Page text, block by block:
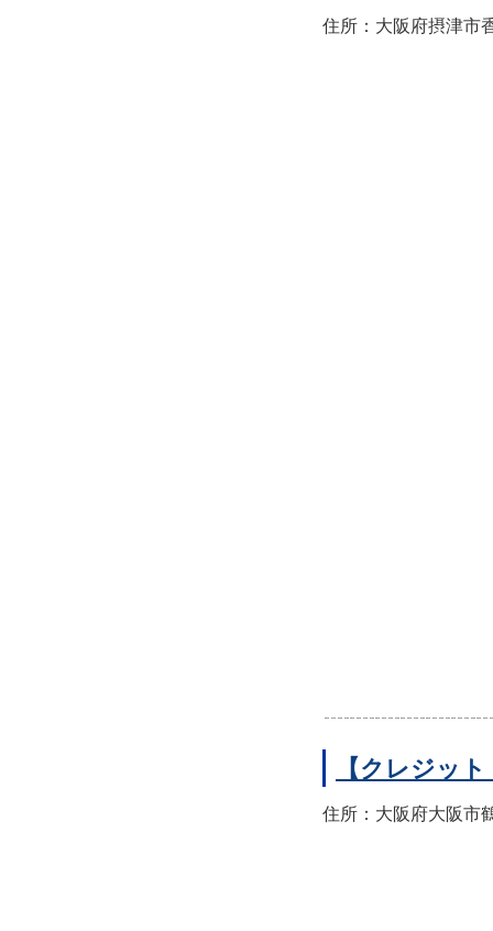
住所：大阪府摂津市
【クレジッ
住所：大阪府大阪市